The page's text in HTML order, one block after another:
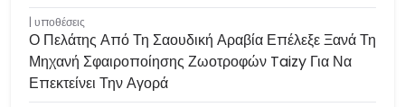
υποθέσεις
Ο Πελάτης Από Τη Σαουδική Αραβία Επέλεξε Ξανά Τη
Μηχανή Σφαιροποίησης Ζωοτροφών Taizy Για Να
Επεκτείνει Την Αγορά